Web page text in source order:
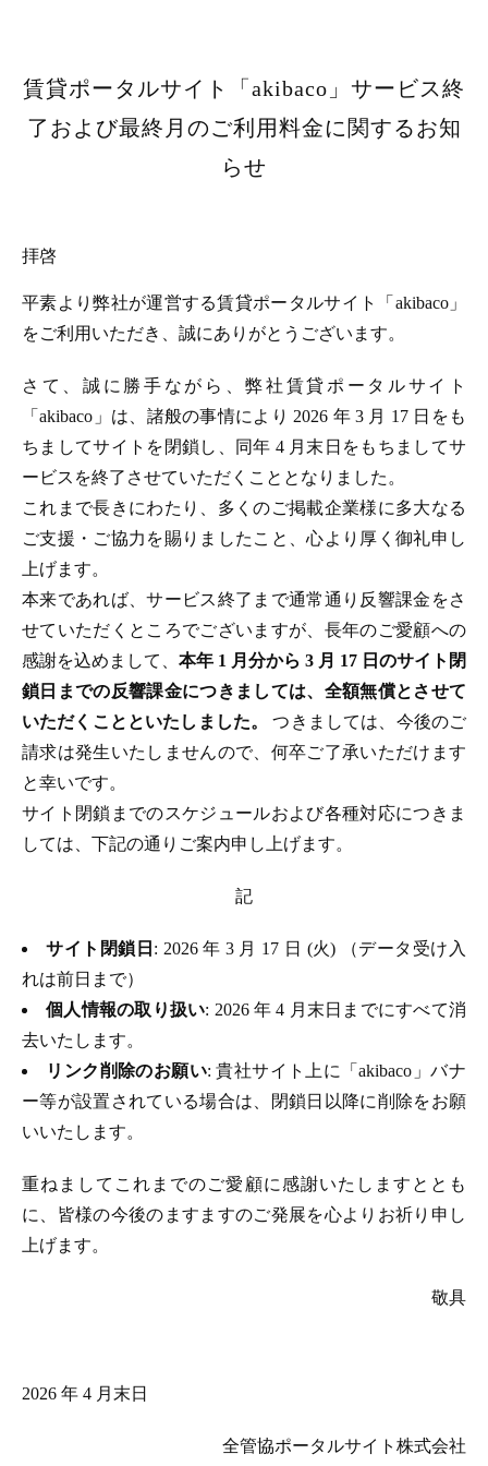
賃貸ポータルサイト「akibaco」サービス終
了および最終月のご利用料金に関するお知
らせ
拝啓
平素より弊社が運営する賃貸ポータルサイト「akibaco」
をご利用いただき、誠にありがとうございます。
さて、誠に勝手ながら、弊社賃貸ポータルサイト
「akibaco」は、諸般の事情により 2026 年 3 月 17 日をも
ちましてサイトを閉鎖し、同年 4 月末日をもちましてサ
ービスを終了させていただくこととなりました。
これまで長きにわたり、多くのご掲載企業様に多大なる
ご支援・ご協力を賜りましたこと、心より厚く御礼申し
上げます。
本来であれば、サービス終了まで通常通り反響課金をさ
せていただくところでございますが、長年のご愛顧への
感謝を込めまして、 本年 1 月分から 3 月 17 日のサイト閉
鎖日までの反響課金につきましては、全額無償とさせて
いただくことといたしました。つきましては、今後のご
請求は発生いたしませんので、何卒ご了承いただけます
と幸いです。
サイト閉鎖までのスケジュールおよび各種対応につきま
しては、下記の通りご案内申し上げます。
記
サイト閉鎖日 : 2026 年 3 月 17 日 (火) （データ受け入
れは前日まで）
個人情報の取り扱い: 2026 年 4 月末日までにすべて消
去いたします。
リンク削除のお願い: 貴社サイト上に「akibaco」バナ
ー等が設置されている場合は、閉鎖日以降に削除をお願
いいたします。
重ねましてこれまでのご愛顧に感謝いたしますととも
に、皆様の今後のますますのご発展を心よりお祈り申し
上げます。
敬具
2026 年 4 月末日
全管協ポータルサイト株式会社